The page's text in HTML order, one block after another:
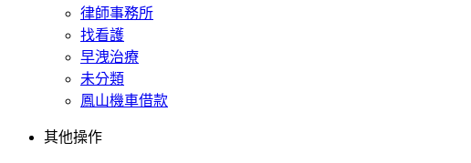
律師事務所
找看護
早洩治療
未分類
鳳山機車借款
其他操作